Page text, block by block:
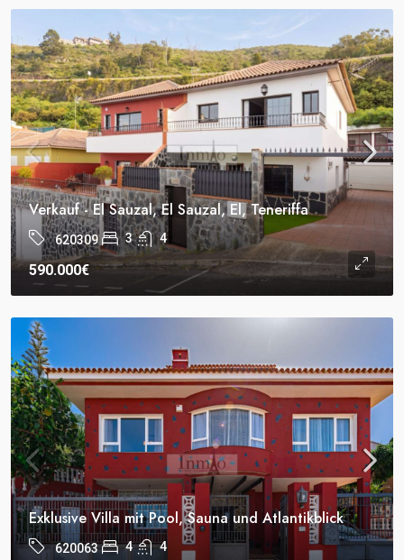
Verkauf - El Sauzal, El Sauzal, El, Teneriffa
620309 3 4
590.000€
Exklusive Villa mit Pool, Sauna und Atlantikblick
620063 4 4